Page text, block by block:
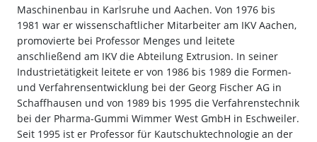
Maschinenbau in Karlsruhe und Aachen. Von 1976 bis
1981 war er wissenschaftlicher Mitarbeiter am IKV Aachen,
promovierte bei Professor Menges und leitete
anschließend am IKV die Abteilung Extrusion. In seiner
Industrietätigkeit leitete er von 1986 bis 1989 die Formen-
und Verfahrensentwicklung bei der Georg Fischer AG in
Schaffhausen und von 1989 bis 1995 die Verfahrenstechnik
bei der Pharma-Gummi Wimmer West GmbH in Eschweiler.
Seit 1995 ist er Professor für Kautschuktechnologie an der